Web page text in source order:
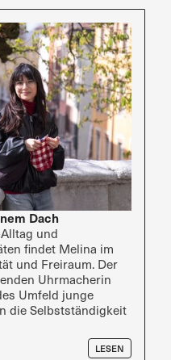
Dach
und
findet Melina im
und Freiraum. Der
Uhrmacherin
Umfeld junge
die Selbstständigkeit
LESEN